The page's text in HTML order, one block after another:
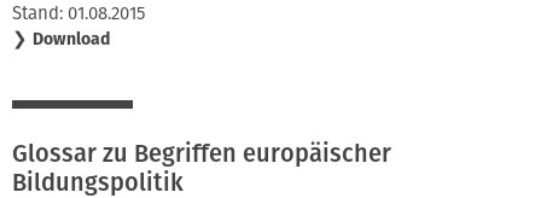
Stand: 01.08.2015
❯ Download
Glossar zu Begriffen europäischer
Bildungspolitik